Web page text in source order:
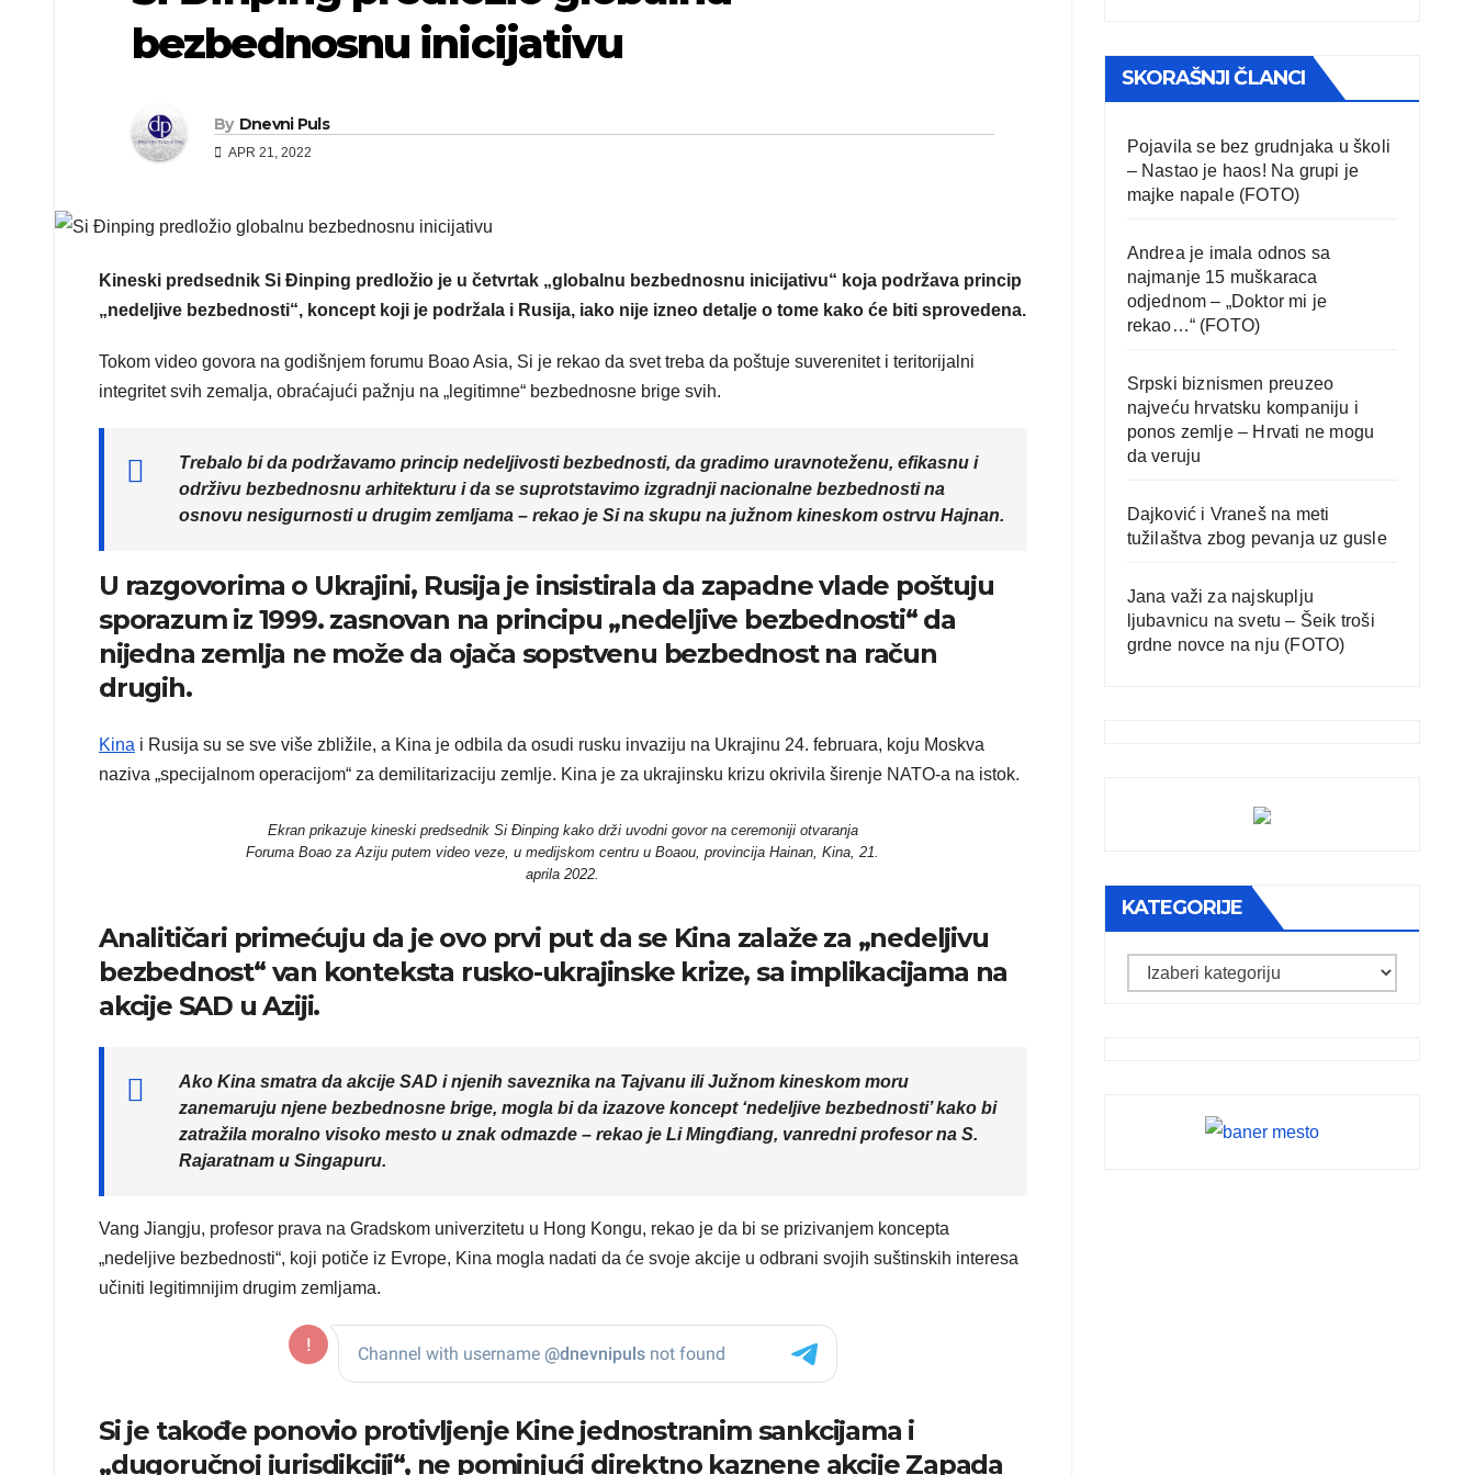
bezbednosnu inicijativu
By Dnevni Puls
APR 21, 2022
Kineski predsednik Si Đinping predložio je u četvrtak „globalnu bezbednosnu inicijativu“ koja podržava princip
„nedeljive bezbednosti“, koncept koji je podržala i Rusija, iako nije izneo detalje o tome kako će biti sprovedena.
Tokom video govora na godišnjem forumu Boao Asia, Si je rekao da svet treba da poštuje suverenitet i teritorijalni
integritet svih zemalja, obraćajući pažnju na „legitimne“ bezbednosne brige svih.
Trebalo bi da podržavamo princip nedeljivosti bezbednosti, da gradimo uravnoteženu, efikasnu i
održivu bezbednosnu arhitekturu i da se suprotstavimo izgradnji nacionalne bezbednosti na
osnovu nesigurnosti u drugim zemljama – rekao je Si na skupu na južnom kineskom ostrvu Hajnan.
U razgovorima o Ukrajini, Rusija je insistirala da zapadne vlade poštuju
sporazum iz 1999. zasnovan na principu „nedeljive bezbednosti“ da
nijedna zemlja ne može da ojača sopstvenu bezbednost na račun
drugih.
Kina i Rusija su se sve više zbližile, a Kina je odbila da osudi rusku invaziju na Ukrajinu 24. februara, koju Moskva
naziva „specijalnom operacijom“ za demilitarizaciju zemlje. Kina je za ukrajinsku krizu okrivila širenje NATO-a na istok.
Ekran prikazuje kineski predsednik Si Đinping kako drži uvodni govor na ceremoniji otvaranja
Foruma Boao za Aziju putem video veze, u medijskom centru u Boaou, provincija Hainan, Kina, 21.
aprila 2022.
Analitičari primećuju da je ovo prvi put da se Kina zalaže za „nedeljivu
bezbednost“ van konteksta rusko-ukrajinske krize, sa implikacijama na
akcije SAD u Aziji.
Ako Kina smatra da akcije SAD i njenih saveznika na Tajvanu ili Južnom kineskom moru
zanemaruju njene bezbednosne brige, mogla bi da izazove koncept ‘nedeljive bezbednosti’ kako bi
zatražila moralno visoko mesto u znak odmazde – rekao je Li Mingđiang, vanredni profesor na S.
Rajaratnam u Singapuru.
Vang Jiangju, profesor prava na Gradskom univerzitetu u Hong Kongu, rekao je da bi se prizivanjem koncepta
„nedeljive bezbednosti“, koji potiče iz Evrope, Kina mogla nadati da će svoje akcije u odbrani svojih suštinskih interesa
učiniti legitimnijim drugim zemljama.
Si je takođe ponovio protivljenje Kine jednostranim sankcijama i
„dugoručnoj jurisdikciji“, ne pominjući direktno kaznene akcije Zapada
SKORAŠNJI ČLANCI
Pojavila se bez grudnjaka u školi
– Nastao je haos! Na grupi je
majke napale (FOTO)
Andrea je imala odnos sa
najmanje 15 muškaraca
odjednom – „Doktor mi je
rekao…“ (FOTO)
Srpski biznismen preuzeo
najveću hrvatsku kompaniju i
ponos zemlje – Hrvati ne mogu
da veruju
Dajković i Vraneš na meti
tužilaštva zbog pevanja uz gusle
Jana važi za najskuplju
ljubavnicu na svetu – Šeik troši
grdne novce na nju (FOTO)
KATEGORIJE
Kategorije